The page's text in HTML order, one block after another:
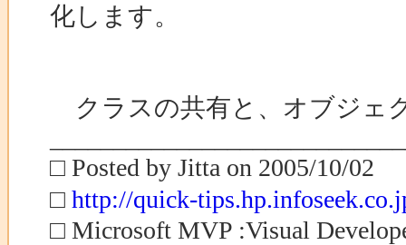
化します。
クラスの共有と、オブジェ
□ Posted by Jitta on 2005/10/02
□http://quick-
□ Microsoft MVP :Visual